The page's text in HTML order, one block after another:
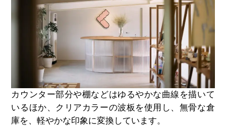
カウンター部分や棚などはゆるやかな曲線を描いて
いるほか、クリアカラーの波板を使用し、無骨な倉
庫を、軽やかな印象に変換しています。